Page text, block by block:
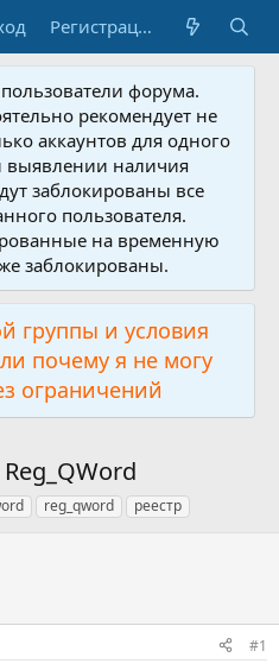
Регистрация
форума.
рекомендует не
аккаунтов для одного
выявлении наличия
заблокированы все
пользователя.
на временную
заблокированы.
группы и условия
почему я не могу
ограничений
reg_qword реестр
#1